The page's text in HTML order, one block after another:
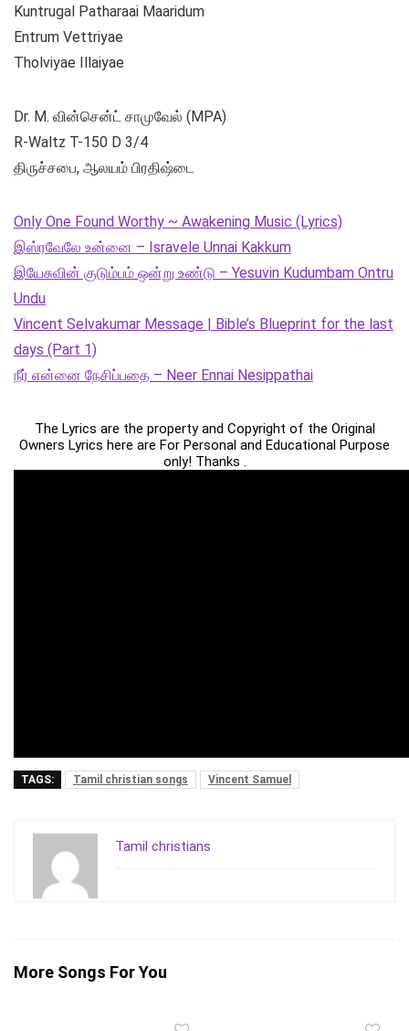
Kuntrugal Patharaai Maaridum
Entrum Vettriyae
Tholviyae Illaiyae
Dr. M. வின்சென்ட் சாமுவேல் (MPA)
R-Waltz T-150 D 3/4
திருச்சபை, ஆலயம் பிரதிஷ்டை
Only One Found Worthy ~ Awakening Music (Lyrics)
இஸ்ரவேலே உன்னை – Isravele Unnai Kakkum
இயேசுவின் குடும்பம் ஒன்று உண்டு – Yesuvin Kudumbam Ontru
Undu
Vincent Selvakumar Message | Bible’s Blueprint for the last
days (Part 1)
நீர் என்னை நேசிப்பதை – Neer Ennai Nesippathai
The Lyrics are the property and Copyright of the Original
Owners Lyrics here are For Personal and Educational Purpose
only! Thanks .
TAGS: Tamil christian songs Vincent Samuel‎
Tamil christians
More Songs For You